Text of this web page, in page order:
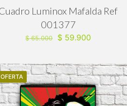
Luminox Mafalda Ref
001377
$65.000
El
era:
$ 65.000.
$ 59.900
es:
$ 59.900.